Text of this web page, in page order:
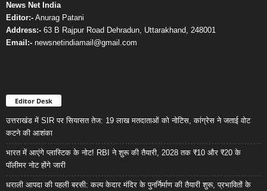
News Net India
Editor:- Anurag Patani
Address:- 63 B Rajpur Road Dehradun, Uttarakhand, 248001
Email:- newsnetindiamail@gmail.com
Editor Desk
उत्तराखंड में SIR पर सियासत तेज: 19 लाख मतदाताओं को नोटिस, कांग्रेस ने जताई वोट
कटने की आशंका
भारत में आएंगे प्लास्टिक के नोट! RBI ने शुरू की तैयारी, 2028 तक ₹10 और ₹20 के
पॉलीमर नोट होंगे जारी
धराली आपदा की पहली बरसी: कल्प केदार मंदिर के पुनर्निर्माण की तैयारी शुरू, प्रभावितों के